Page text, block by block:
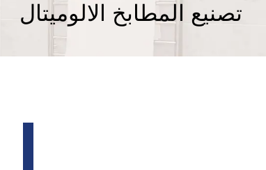
تصنيع المطابخ الالوميتال